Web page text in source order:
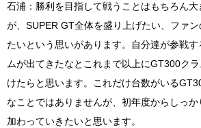
石浦：勝利を目指して戦うことはもちろん
が、 SUPER GT全体を盛り上げたい、ファ
たいという思いがあります。自分達が参戦
ムが出てきたなとこれまで以上にGT300ク
けたらと思います。これだけ台数がいる
なことではありませんが、初年度からしっ
加わっていきたいと思います。